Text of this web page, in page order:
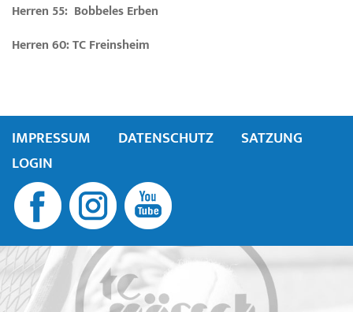
Herren 55: Bobbeles Erben
Herren 60: TC Freinsheim
IMPRESSUM DATENSCHUTZ
SATZUNG
LOGIN